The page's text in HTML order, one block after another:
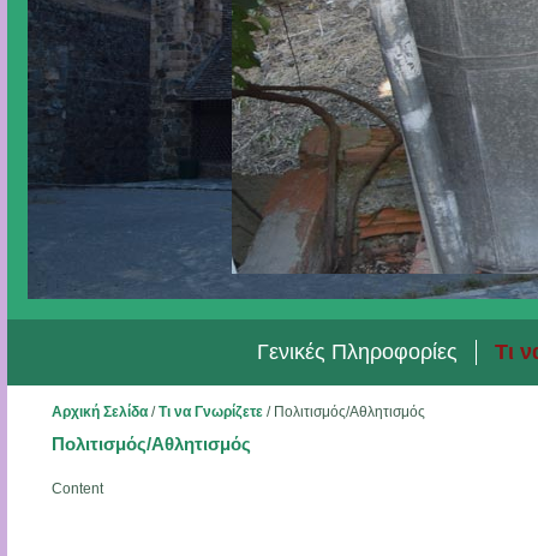
Γενικές Πληροφορίες Τι
Αρχική Σελίδα/Τι να Γνωρίζετε/ Πολιτισμός/Αθλητισμός
Πολιτισμός/Αθλητισμός
Content